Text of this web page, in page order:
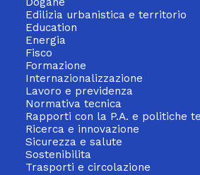
Edilizia urbanistica e territorio
Education
Energia
Fisco
Formazione
Internazionalizzazione
Lavoro e previdenza
Normativa tecnica
Rapporti con la P.A. e politiche
Ricerca e innovazione
Sicurezza e salute
Sostenibilita
Trasporti e circolazione